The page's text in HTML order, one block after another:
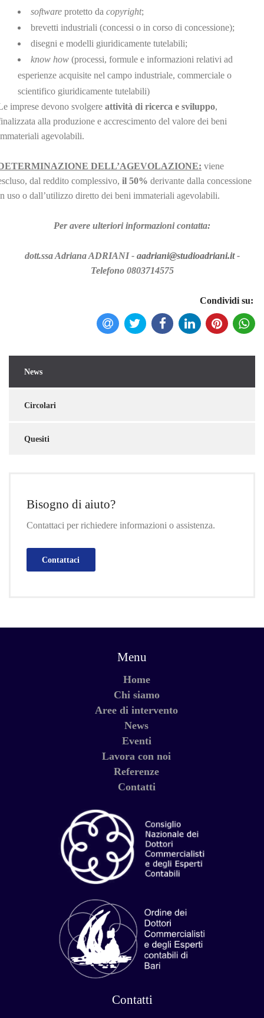
software protetto da copyright;
brevetti industriali (concessi o in corso di concessione);
disegni e modelli giuridicamente tutelabili;
know how (processi, formule e informazioni relativi ad
esperienze acquisite nel campo industriale, commerciale o
scientifico giuridicamente tutelabili)
imprese devono svolgereattività di ricerca e sviluppo,
alla produzione e accrescimento del valore dei beni
agevolabili.
DELL’AGEVOLAZIONE: viene
dal reddito complessivo,il 50% derivante dalla concessione
uso o dall’utilizzo diretto dei beni immateriali agevolabili.
Per avere ulteriori informazioni contatta:
dott.ssa Adriana ADRIANI - aadriani@studioadriani.it-
Telefono 0803714575
Condividi su:
News
Circolari
Quesiti
Bisogno di aiuto?
Contattaci per richiedere informazioni o assistenza.
Contattaci
Menu
Home
Chi siamo
Aree di intervento
News
Eventi
Lavora con noi
Referenze
Contatti
Contatti